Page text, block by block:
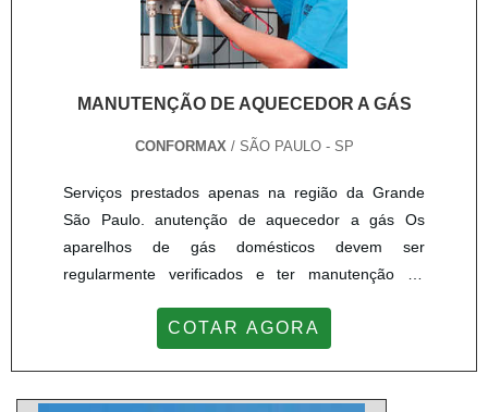
MANUTENÇÃO DE AQUECEDOR A GÁS
CONFORMAX / SÃO PAULO - SP
Serviços prestados apenas na região da Grande
São Paulo. anutenção de aquecedor a gás Os
aparelhos de gás domésticos devem ser
regularmente verificados e ter manutenção de
função e a segurança adequadas, além de
COTAR AGORA